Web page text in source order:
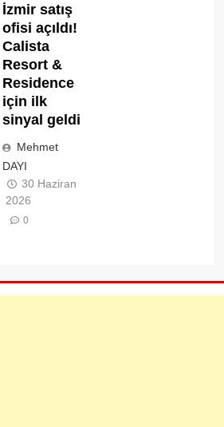
İzmir satış
ofisi açıldı!
Calista
Resort &
Residence
için ilk
sinyal geldi
Mehmet
DAYI
30 Haziran
2026
0